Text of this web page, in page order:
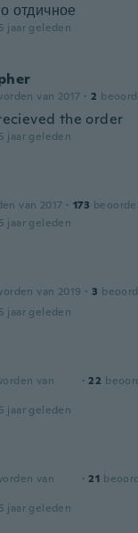
отдичное
jaar geleden
van 2017 · 2
the order
jaar geleden
van 2017 · 173
jaar geleden
van 2019 · 3
jaar geleden
van
· 22
jaar geleden
van
· 21
jaar geleden